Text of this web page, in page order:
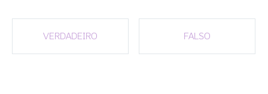
VERDADEIRO FALSO